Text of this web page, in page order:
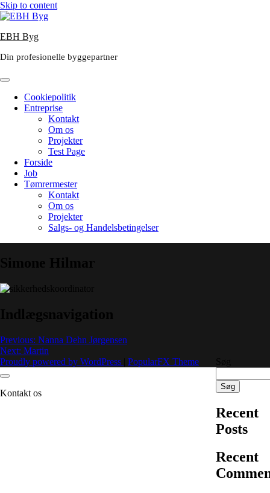
Skip to content
EBH Byg
Din profesionelle byggepartner
Cookiepolitik
Entreprise
Kontakt
Om os
Projekter
Test Page
Forside
Job
Tømrermester
Kontakt
Om os
Projekter
Salgs- og Handelsbetingelser
Previous: Nanna Dehn Jørgensen
Next: Martin
Søg
Recent
Posts
Recent
Proudly powered by WordPress PopularFX Theme
Kontakt os